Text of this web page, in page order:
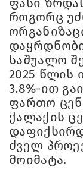
როგორც
საშუალო
2025 წლის
3.8%-ით
ფართო
ქალაქის
ძველ
მოიმატა.